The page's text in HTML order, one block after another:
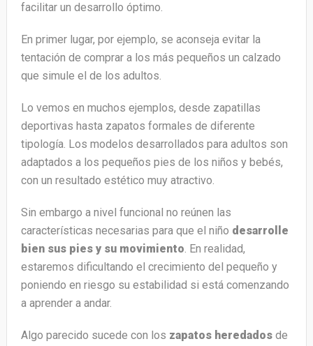
facilitar un desarrollo óptimo.
En primer lugar, por ejemplo, se aconseja evitar la
tentación de comprar a los más pequeños un calzado
que simule el de los adultos.
Lo vemos en muchos ejemplos, desde zapatillas
deportivas hasta zapatos formales de diferente
tipología. Los modelos desarrollados para adultos son
adaptados a los pequeños pies de los niños y bebés,
con un resultado estético muy atractivo.
Sin embargo a nivel funcional no reúnen las
características necesarias para que el niño desarrolle
bien sus pies y su movimiento. En realidad,
estaremos dificultando el crecimiento del pequeño y
poniendo en riesgo su estabilidad si está comenzando
a aprender a andar.
Algo parecido sucede con los zapatos heredadosde